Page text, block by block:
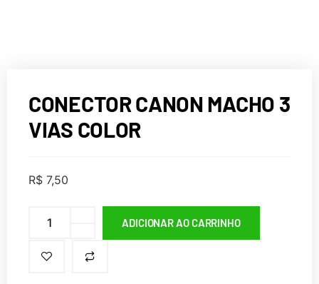
CONECTOR CANON MACHO 3
VIAS COLOR
R$ 7,50
ADICIONAR AO CARRINHO